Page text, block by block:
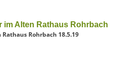
im Alten Rathaus Rohrbach
Rohrbach 18.5.19